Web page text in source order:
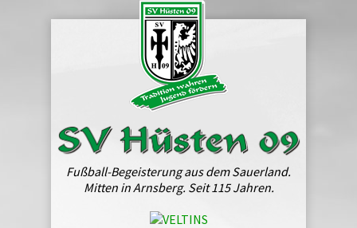
Fußball-Begeisterung aus dem Sauerland.
Mitten in Arnsberg. Seit 115 Jahren.